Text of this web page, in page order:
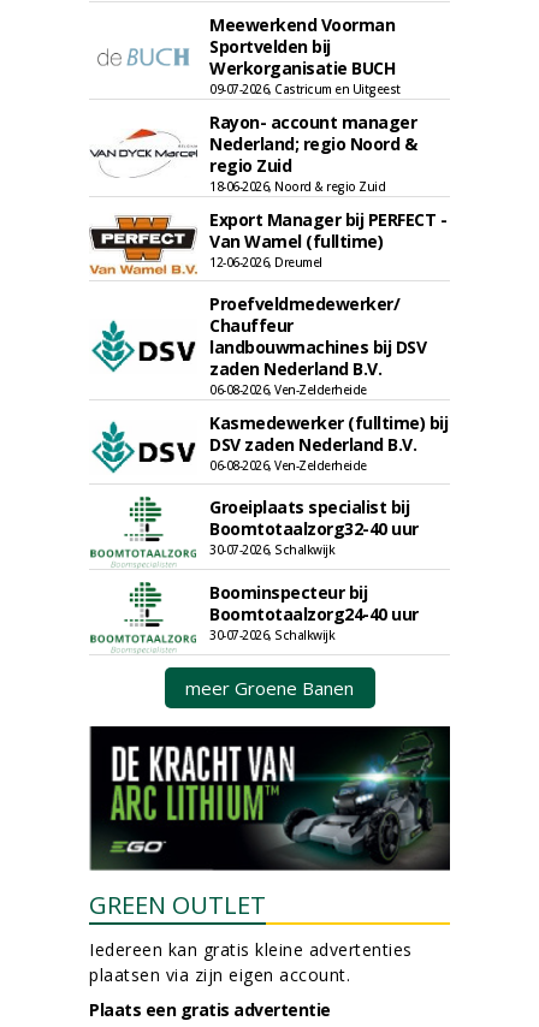
Meewerkend Voorman
Sportvelden bij
Werkorganisatie BUCH
09-07-2026, Castricum en Uitgeest
Rayon- account manager
Nederland; regio Noord &
regio Zuid
18-06-2026, Noord & regio Zuid
Export Manager bij PERFECT -
Van Wamel (fulltime)
12-06-2026, Dreumel
Proefveldmedewerker/
Chauffeur
landbouwmachines bij DSV
zaden Nederland B.V.
06-08-2026, Ven-Zelderheide
Kasmedewerker (fulltime) bij
DSV zaden Nederland B.V.
06-08-2026, Ven-Zelderheide
Groeiplaats specialist bij
Boomtotaalzorg32-40 uur
30-07-2026, Schalkwijk
Boominspecteur bij
Boomtotaalzorg24-40 uur
30-07-2026, Schalkwijk
meer Groene Banen
GREEN OUTLET
Iedereen kan gratis kleine advertenties
plaatsen via zijn eigen account.
Plaats een gratis advertentie